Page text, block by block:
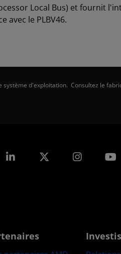
Local Bus) et fournit
avec le PLBV46.
d'exploitation. Consultez le
LinkedIn